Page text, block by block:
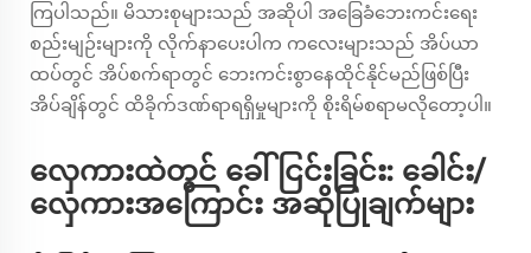
ကြပါသည်။ မိသားစုများသည် အဆိုပါ အခြေခံဘေးကင်းရေး
စည်းမျဉ်းများကို လိုက်နာပေးပါက ကလေးများသည် အိပ်ယာ
ထပ်တွင် အိပ်စက်ရာတွင် ဘေးကင်းစွာနေထိုင်နိုင်မည်ဖြစ်ပြီး
အိပ်ချိန်တွင် ထိခိုက်ဒဏ်ရာရရှိမှုများကို စိုးရိမ်စရာမလိုတော့ပါ။
လှေကားထဲတွင် ခေါ်ငြင်းခြင်း: ခေါင်း/
လှေကားအကြောင်း အဆိုပြုချက်များ